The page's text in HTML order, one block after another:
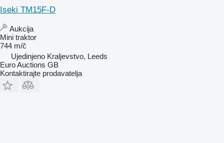
Iseki TM15F-D
Aukcija
Mini traktor
744 m/č
Ujedinjeno Kraljevstvo, Leeds
Euro Auctions GB
Kontaktirajte prodavatelja